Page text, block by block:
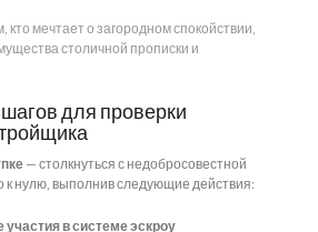
кто мечтает о загородном спокойствии,
столичной прописки и
для проверки
— столкнуться с недобросовестной
к нулю, выполнив следующие действия:
в системе эскроу